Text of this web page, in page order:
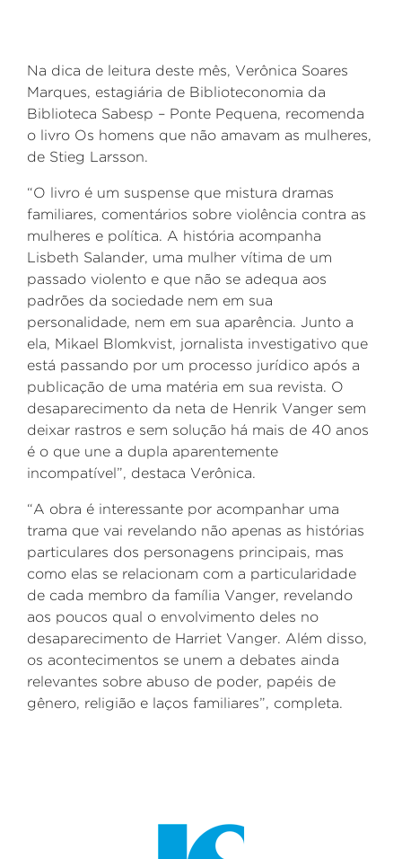
Na dica de leitura deste mês, Verônica Soares
Marques, estagiária de Biblioteconomia da
Biblioteca Sabesp – Ponte Pequena, recomenda
o livro Os homens que não amavam as mulheres,
de Stieg Larsson.
“O livro é um suspense que mistura dramas
familiares, comentários sobre violência contra as
mulheres e política. A história acompanha
Lisbeth Salander, uma mulher vítima de um
passado violento e que não se adequa aos
padrões da sociedade nem em sua
personalidade, nem em sua aparência. Junto a
ela, Mikael
Blomkvist, jornalista investigativo que
está passando por um processo jurídico após a
publicação de uma matéria em sua revista. O
desaparecimento da neta de Henrik Vanger sem
deixar rastros e sem solução há mais de 40 anos
é o que une a dupla aparentemente
incompatível”, destaca Verônica.
“A obra é interessante por acompanhar uma
trama que vai revelando não apenas as histórias
particulares dos personagens principais, mas
como elas se relacionam com a particularidade
de cada membro da família Vanger, revelando
aos poucos qual o envolvimento deles no
desaparecimento de Harriet Vanger. Além disso,
os acontecimentos se unem a debates ainda
relevantes sobre abuso de poder, papéis de
gênero, religião e laços familiares”, completa.